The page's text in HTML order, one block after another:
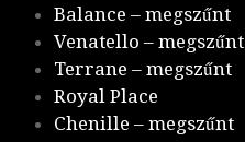
Balance – megszűnt
Venatello – megszűnt
Terrane – megszűnt
Royal Place
Chenille – megszűnt